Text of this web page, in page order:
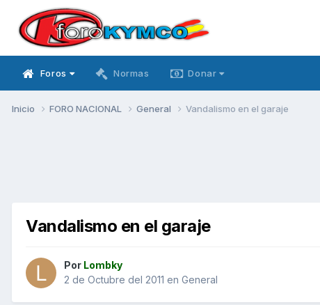
Foros Normas Donar
Inicio FORO NACIONAL General Vandalismo en el garaje
Vandalismo en el garaje
Por Lombky
2 de Octubre del 2011 en General